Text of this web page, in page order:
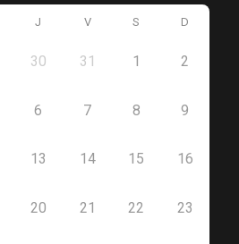
J V S D
30 31 1 2
6 7 8 9
13 14 15 16
20 21 22 23